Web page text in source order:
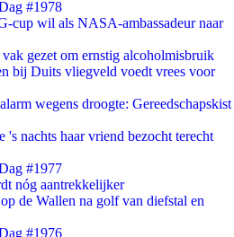
#1978
cup wil als NASA-ambassadeur naar
gezet om ernstig alcoholmisbruik
bij Duits vliegveld voedt vrees voor
wegens droogte: Gereedschapskist
's nachts haar vriend bezocht terecht
#1977
nóg aantrekkelijker
de Wallen na golf van diefstal en
#1976